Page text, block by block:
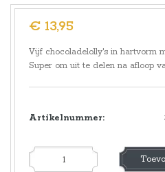
€ 13,95
Vijf chocoladelolly's in hartvorm
Super om uit te delen na afloop
Artikelnummer: